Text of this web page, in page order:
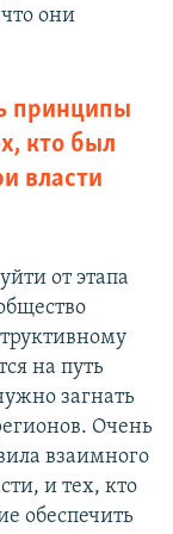
они
принципы
кто был
власти
от этапа
на путь
загнать
Очень
взаимного
и тех, кто
обеспечить